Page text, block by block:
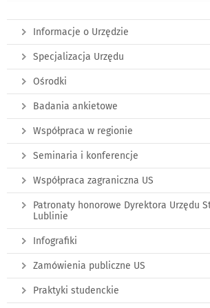
Informacje o Urzędzie
Specjalizacja Urzędu
Ośrodki
Badania ankietowe
Współpraca w regionie
Seminaria i konferencje
Współpraca zagraniczna US
Patronaty honorowe Dyrektora Urzędu
Lublinie
Infografiki
Zamówienia publiczne US
Praktyki studenckie